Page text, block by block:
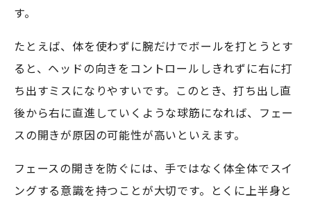
プッシュスライスとの違いと対策
「右足ベタ足打法」や「壁ドリル」の活用
シミュレーションや動画でのスイングチェッ
ク法
6. まとめ｜プッシュアウトを克服してスコアア
ップを目指そう
ドライバーショットが安定しないなら、「イン
す。
たとえば、体を使わずに腕だけでボールを打とうとす
ると、ヘッドの向きをコントロールしきれずに右に打
ち出すミスになりやすいです。このとき、打ち出し直
後から右に直進していくような球筋になれば、フェー
スの開きが原因の可能性が高いといえます。
フェースの開きを防ぐには、手ではなく体全体でスイ
ングする意識を持つことが大切です。とくに上半身と